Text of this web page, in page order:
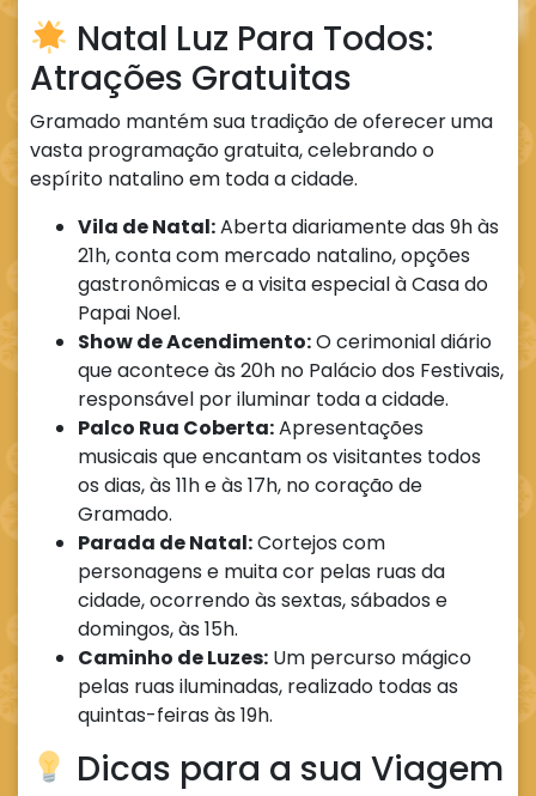
Natal Luz Para Todos:
Atrações Gratuitas
Gramado mantém sua tradição de oferecer uma
vasta programação gratuita, celebrando o
espírito natalino em toda a cidade.
Vila de Natal:Aberta diariamente das 9h às
21h, conta com mercado natalino, opções
gastronômicas e a visita especial à Casa do
Papai Noel.
Show de Acendimento:O cerimonial diário
que acontece às 20h no Palácio dos Festivais,
responsável por iluminar toda a cidade.
Palco Rua Coberta:Apresentações
musicais que encantam os visitantes todos
os dias, às 11h e às 17h, no coração de
Gramado.
Parada de Natal:Cortejos com
personagens e muita cor pelas ruas da
cidade, ocorrendo às sextas, sábados e
domingos, às 15h.
Caminho de Luzes: Um percurso mágico
pelas ruas iluminadas, realizado todas as
quintas-feiras às 19h.
Dicas para a sua Viagem